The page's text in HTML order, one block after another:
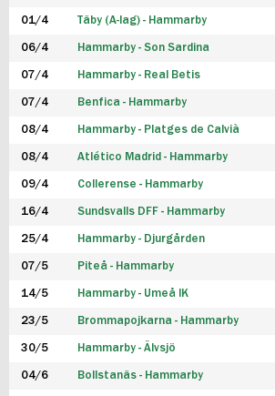
FUTSAL DAM
01/4 Täby (A-lag) - Hammarby
06/4 Hammarby - Son Sardina
07/4 Hammarby - Real Betis
07/4 Benfica - Hammarby
08/4 Hammarby - Platges de Calvià
08/4 Atlético Madrid - Hammarby
09/4 Collerense - Hammarby
16/4 Sundsvalls DFF - Hammarby
25/4 Hammarby - Djurgården
07/5 Piteå - Hammarby
14/5 Hammarby - Umeå IK
23/5 Brommapojkarna - Hammarby
30/5 Hammarby - Älvsjö
04/6 Bollstanäs - Hammarby